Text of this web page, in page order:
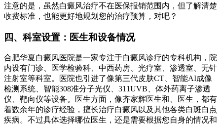
注意的是，虽然白癜风治疗不在医保报销范围内，但了解清楚
收费标准，也能更好地规划您的治疗预算，对吧？
四、科室设置：医生和设备情况
合肥华夏白癜风医院是一家专注于白癜风诊疗的专科机构，院
内设有门诊、医学检验科、中西药房、光疗室、渗透室、无针
注射室等科室。医院也引进了像第三代皮肤CT、智能AI成像
检测系统、智能308准分子光仪、311UVB、体外药离子渗透
仪、靶向仪等设备。医生方面，像齐家辉医生和、医生，都有
着数余年的诊疗经验，擅长治疗白癜风以及其他各类白斑白点
疾病。不过具体选择哪位医生，还是需要根据您自身的情况和